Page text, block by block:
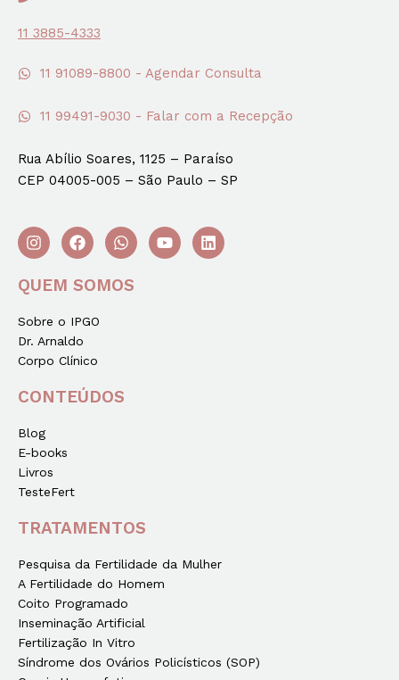
11 3885-4333
11 91089-8800 - Agendar Consulta
11 99491-9030 - Falar com a Recepção
Rua Abílio Soares, 1125 – Paraíso
CEP 04005-005 – São Paulo – SP
QUEM SOMOS
Sobre o IPGO
Dr. Arnaldo
Corpo Clínico
CONTEÚDOS
Blog
E-books
Livros
TesteFert
TRATAMENTOS
Pesquisa da Fertilidade da Mulher
A Fertilidade do Homem
Coito Programado
Inseminação Artificial
Fertilização In Vitro
Síndrome dos Ovários Policísticos (SOP)